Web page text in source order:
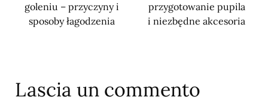
goleniu – przyczyny i
sposoby łagodzenia
przygotowanie pupila
i niezbędne akcesoria
Lascia un commento